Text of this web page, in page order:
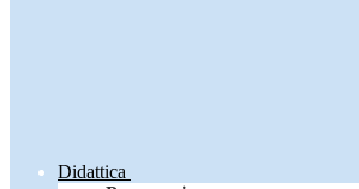
Didattica